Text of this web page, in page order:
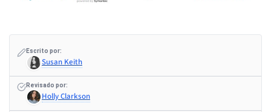
Escrito por:
Susan Keith
Revisado por:
Holly Clarkson